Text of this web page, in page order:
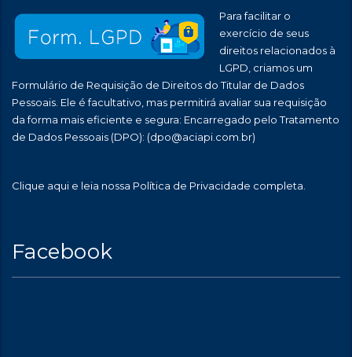
Para facilitar o
exercício de seus
direitos relacionados à
LGPD, criamos um
Formulário de Requisição de Direitos do Titular de Dados
Pessoais. Ele é facultativo, mas permitirá avaliar sua requisição
da forma mais eficiente e segura: Encarregado pelo Tratamento
de Dados Pessoais (DPO): (dpo@aciapi.com.br)
Clique aqui e leia nossa Política de Privacidade completa.
Facebook